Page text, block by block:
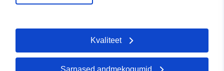
lehre.de
Kataloogi kirje: Lisatud andmetele.europa.eu:
2026
Kvaliteet